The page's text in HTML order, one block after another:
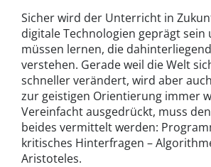
Sicher wird der Unterricht in
digitale Technologien geprägt sein
müssen lernen, die
verstehen. Gerade weil die Welt
schneller verändert, wird aber
zur geistigen Orientierung immer
Vereinfacht ausgedrückt, muss
beides vermittelt werden:
kritisches Hinterfragen –
Aristoteles.